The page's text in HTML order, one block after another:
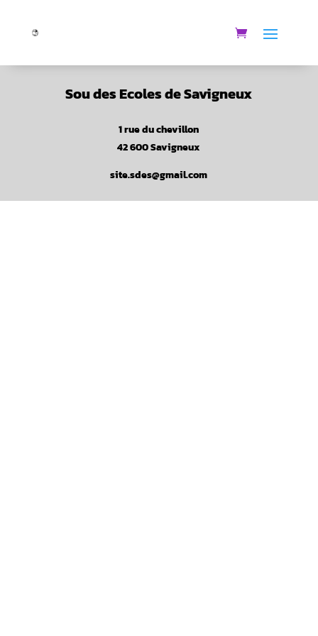
Sou des Ecoles de Savigneux
1 rue du chevillon
42 600 Savigneux
site.sdes@gmail.com